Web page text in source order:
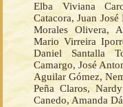
Elba Viviana
Catacora, Juan
Morales Olivera,
Mario Virreira
Daniel Santalla
Camargo, José
Aguilar Gómez,
Peña Claros,
Canedo, Amanda